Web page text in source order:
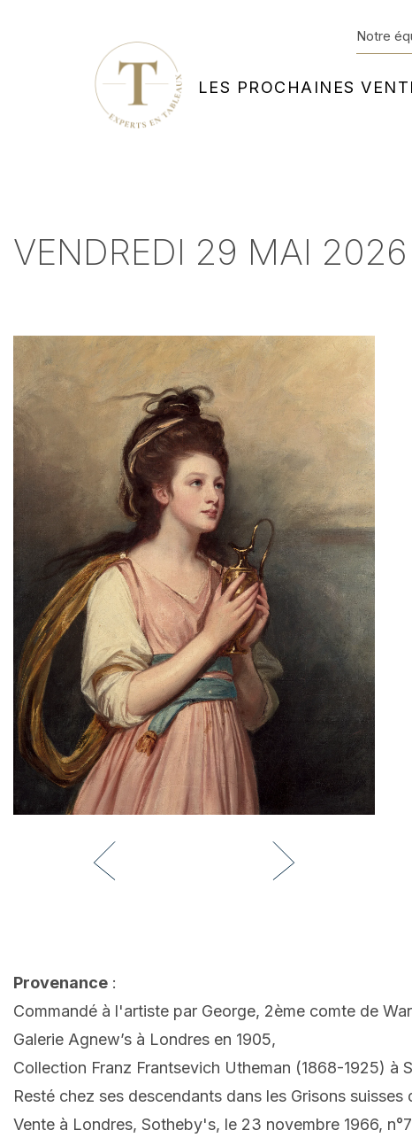
LES PROCHAINES
Notre
VENDREDI 29 MAI
Provenance :
Commandé à l'artiste par George, 2ème comte de
Galerie Agnew’s à Londres en 1905,
Collection Franz Frantsevich Utheman (1868-1925) à
Resté chez ses descendants dans les Grisons suisses
Vente à Londres, Sotheby's, le 23 novembre 1966,